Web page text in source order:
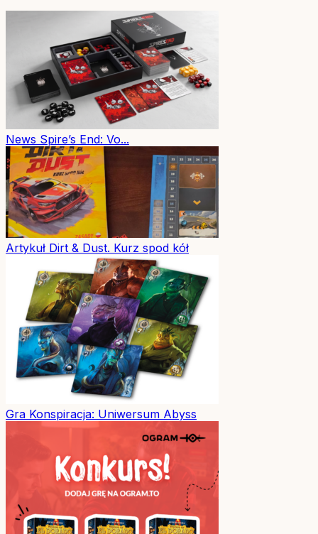
News Spire’s End: Vo...
Artykuł Dirt & Dust. Kurz spod kół
Gra Konspiracja: Uniwersum Abyss